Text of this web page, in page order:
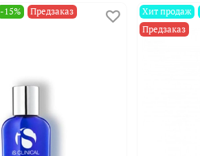
-15% Предзаказ Хит продаж
Предзаказ